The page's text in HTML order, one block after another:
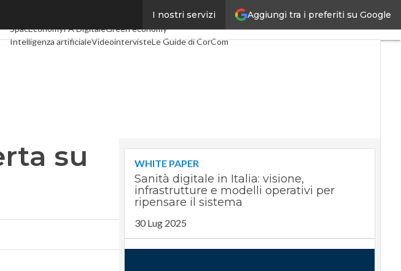
Aggiungi tra i preferiti su Google
I nostri servizi
Industria 4.0
SpacEconomyPA DigitaleGreen economy
Intelligenza artificialeVideointervisteLe Guide di CorCom
su
WHITE PAPER
Sanità digitale in Italia: visione,
infrastrutture e modelli operativi per
ripensare il sistema
30 Lug 2025